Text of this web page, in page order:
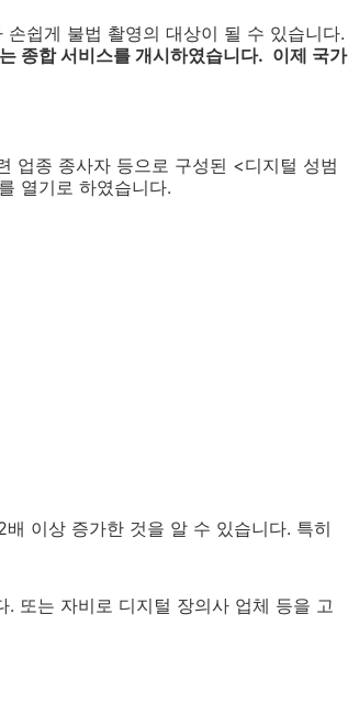
쉽게 불법 촬영의 대상이 될 수 있습니다.
종합 서비스를 개시하였습니다. 이제 국가
업종 종사자 등으로 구성된 <디지털 성범
열기로 하였습니다.
이상 증가한 것을 알 수 있습니다. 특히
또는 자비로 디지털 장의사 업체 등을 고